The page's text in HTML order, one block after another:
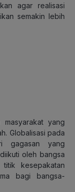
agar realisasi
semakin lebih
masyarakat yang
Globalisasi pada
gagasan yang
oleh bangsa
kesepakatan
bagi bangsa-